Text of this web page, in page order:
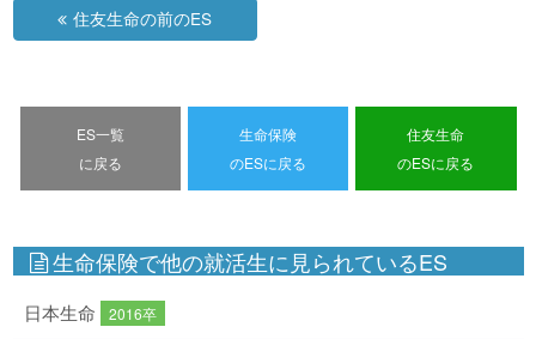
住友生命の前のES
ES一覧
に戻る
生命保険
のESに戻る
住友生命
のESに戻る
生命保険で他の就活生に見られているES
日本生命 2016卒